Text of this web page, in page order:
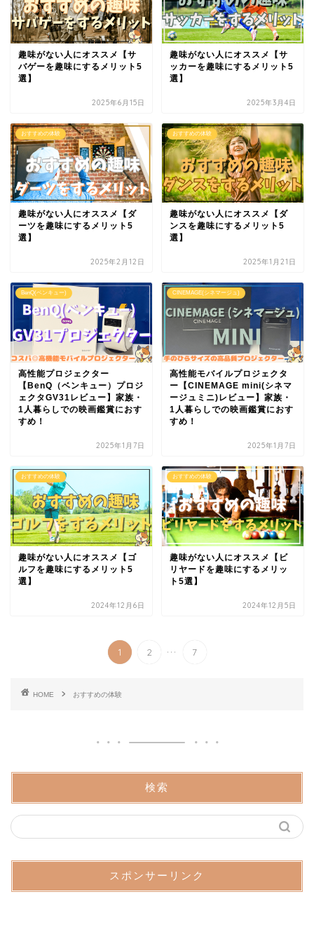
趣味がない人にオススメ【サ
バゲーを趣味にするメリット5
選】
2025年6月15日
趣味がない人にオススメ【サ
ッカーを趣味にするメリット5
選】
2025年3月4日
おすすめの体験
趣味がない人にオススメ【ダ
ーツを趣味にするメリット5
選】
2025年2月12日
おすすめの体験
趣味がない人にオススメ【ダ
ンスを趣味にするメリット5
選】
2025年1月21日
BenQ(ベンキュー)
高性能プロジェクター
【BenQ（ベンキュー）プロジ
ェクタGV31レビュー】家族・
1人暮らしでの映画鑑賞におす
すめ！
2025年1月7日
CINEMAGE(シネマージュ)
高性能モバイルプロジェクタ
ー【CINEMAGE mini(シネマ
ージュミニ)レビュー】家族・
1人暮らしでの映画鑑賞におす
すめ！
2025年1月7日
おすすめの体験
趣味がない人にオススメ【ゴ
ルフを趣味にするメリット5
選】
2024年12月6日
おすすめの体験
趣味がない人にオススメ【ビ
リヤードを趣味にするメリッ
ト5選】
2024年12月5日
1 2 ... 7
HOME おすすめの体験
検索
スポンサーリンク